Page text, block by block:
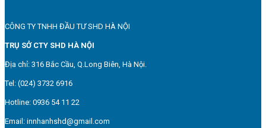
CÔNG TY TNHH ĐẦU TƯ SHD HÀ NỘI
TRỤ SỞ CTY SHD HÀ NỘI
Địa chỉ: 316 Bắc Cầu, Q.Long Biên, Hà Nội.
Tel: (024) 3732 6916
Hotline: 0936 54 11 22
Email: innhanhshd@gmail.com